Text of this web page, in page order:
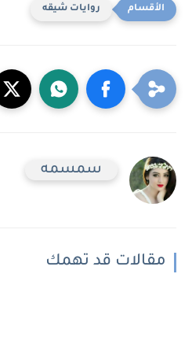
روايات شيقه
سمسمه
مقالات قد تهمك